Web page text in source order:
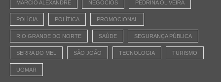
MÁRCIO ALEXANDRE NEGÓCIOS PEDRINA OLIVEIRA
POLÍCIA POLÍTICA PROMOCIONAL
RIO GRANDE DO NORTE SAÚDE SEGURANÇA PÚBLICA
SERRA DO MEL SÃO JOÃO TECNOLOGIA TURISMO
UGMAR